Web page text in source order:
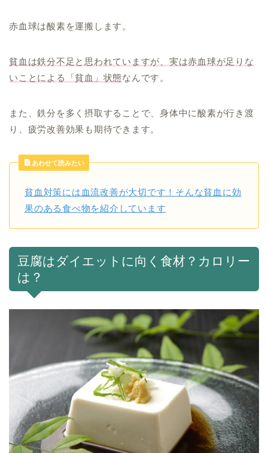
赤血球は酸素を運搬します。
貧血は鉄分不足と思われていますが、実は赤血球が足りな
いことによる「貧血」状態なんです。
また、鉄分を多く摂取することで、身体中に酸素が行き渡
り、疲労改善効果も期待できます。
あわせて読みたい
貧血対策には血流改善が大切です！そんな貧血に効
果のある食べ物を紹介しています
豆腐はダイエットに向く食材？カロリー
は？